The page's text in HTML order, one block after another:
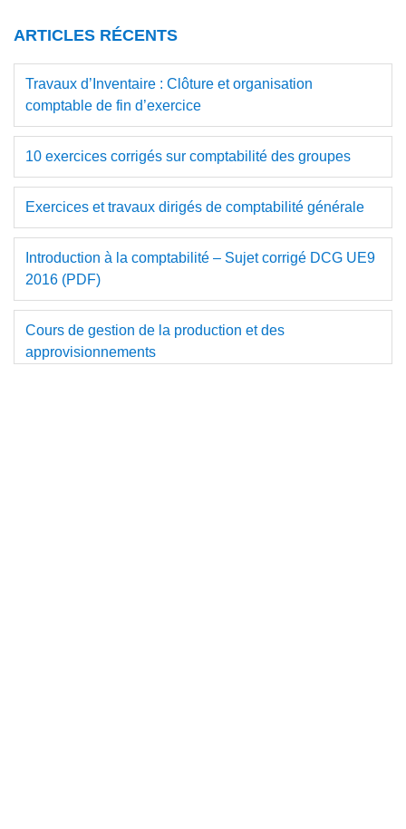
Web
ARTICLES RÉCENTS
Travaux d’Inventaire : Clôture et organisation
comptable de fin d’exercice
10 exercices corrigés sur comptabilité des groupes
Exercices et travaux dirigés de comptabilité générale
Introduction à la comptabilité – Sujet corrigé DCG UE9
2016 (PDF)
Cours de gestion de la production et des
approvisionnements